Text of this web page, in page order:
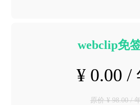
webclip免
¥ 0.00 /
原价 ¥ 98.00 /